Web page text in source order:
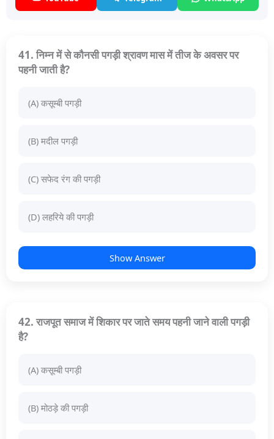
41. निम्न में से कौनसी पगड़ी श्रावण मास में तीज के अवसर पर
पहनी जाती है?
(A) कसूम्बी पगड़ी
(B) मदील पगड़ी
(C) सफेद रंग की पगड़ी
(D) लहरिये की पगड़ी
Show Answer
42. राजपूत समाज में शिकार पर जाते समय पहनी जाने वाली पगड़ी
है?
(A) कसूम्बी पगड़ी
(B) मोठड़े की पगड़ी